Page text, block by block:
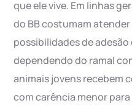
que ele vive. Em linhas
do BB costumam
possibilidades de
dependendo do ramal
animais jovens recebem
com carência menor